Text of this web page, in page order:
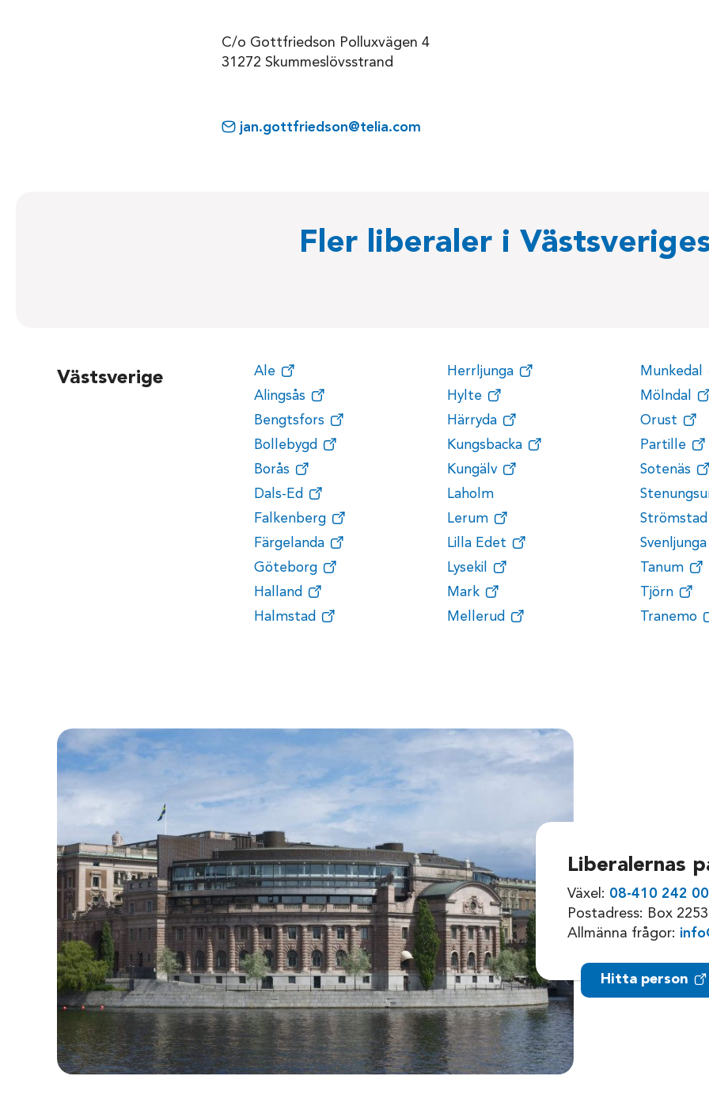
C/o Gottfriedson Polluxvägen 4
31272 Skummeslövsstrand
jan.gottfriedson@telia.com
Fler liberaler i
Västsverige
Ale
Alingsås
Bengtsfors
Bollebygd
Borås
Dals-Ed
Falkenberg
Färgelanda
Göteborg
Halland
Halmstad
Herrljunga
Hylte
Härryda
Kungsbacka
Kungälv
Laholm
Lerum
Lilla Edet
Lysekil
Mark
Mellerud
Munkedal
Mölndal
Orust
Partille
Sotenäs
Strömstad
Svenljunga
Tanum
Tjörn
Tranemo
Liberalernas
Växel: 08-410 242 00
Postadress: Box
Allmänna frågor:
Hitta person